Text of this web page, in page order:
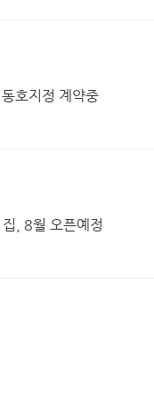
호지정 계약중
, 8월 오픈예정